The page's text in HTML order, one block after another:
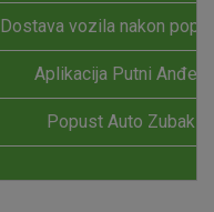
Dostava vozila nakon
Aplikacija Putni Anđeo
Popust Auto Zubak